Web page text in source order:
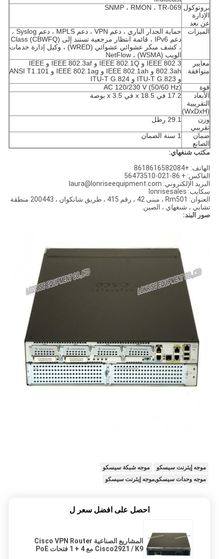
بروتوكول
الإدارة
عن بعد
SNMP ، RMON ، TR-069
الميزات
حماية الجدار الناري ، دعم VPN ، دعم MPLS ، دعم Syslog ،
دعم IPv6 ، قائمة انتظار مرجعية تستند إلى Class (CBWFQ)
، كشف مبكر عشوائي عشوائي (WRED) ، وكيل إدارة خدمات
الويب (WSMA) ، NetFlow
معايير
متوافقة
IEEE 802.3 و IEEE 802.1Q و IEEE 802.3af و IEEE
802.3ah و IEEE 802.1ah و IEEE 802.1ag و ANSI T1.101
و ITU-T G.823 و ITU-T G.824
قوة
AC 120/230 V (50/60 Hz)
الأبعاد
التقريبية
(WxDxH)
17.2 في x 18.5 في x 3.5 بوصة
وزن
تقريبي
29.1 رطل
ضمان
الصانع
1 سنة الضمان
مكتب شنغهاي:
الهاتف: +8618616582084
الفاكس: + 86-021-56473510
البريد الإلكتروني: laura@lonriseequipment.com
سكايب: lonrisesales
العنوان: Rm501 ، مبنى 42 ، رقم 415 ، طريق شانكوان ، 200443 منطقة
تشابي ، شنغهاي ، الصين.
صور البند:
موجه إيثرنت سيسكو
موجه شبكة سيسكو
موجه وحدات سيسكو,موجه إيثرنت سيسكو
احصل على افضل سعر ل
المشاريع الصناعية Cisco VPN Router
Cisco2921 / K9 مع 4 + 1 فتحات PoE